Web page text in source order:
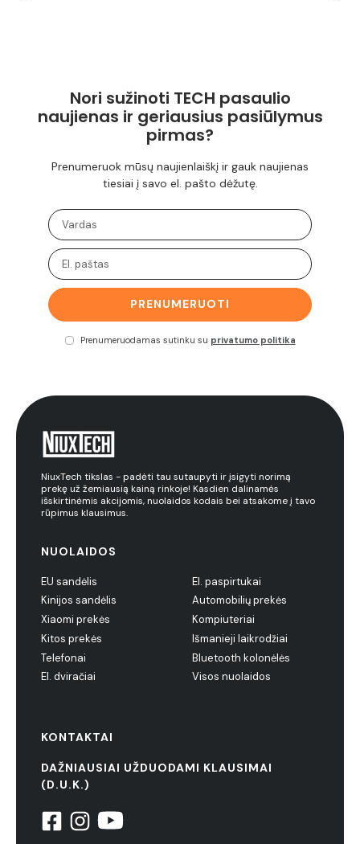
Nori sužinoti TECH pasaulio
naujienas ir geriausius pasiūlymus
pirmas?
Prenumeruok mūsų naujienlaiškį ir gauk naujienas
tiesiai į savo el. pašto dėžutę.
PRENUMERUOTI
Prenumeruodamas sutinku su privatumo politika
NiuxTech tikslas - padėti tau sutaupyti ir įsigyti norimą
prekę už žemiausią kainą rinkoje! Kasdien dalinamės
išskirtinėmis akcijomis, nuolaidos kodais bei atsakome į tavo
rūpimus klausimus.
NUOLAIDOS
EU sandėlis
Kinijos sandėlis
Xiaomi prekės
Kitos prekės
Telefonai
El. dviračiai
El. paspirtukai
Automobilių prekės
Kompiuteriai
Išmanieji laikrodžiai
Bluetooth kolonėlės
Visos nuolaidos
KONTAKTAI
DAŽNIAUSIAI UŽDUODAMI KLAUSIMAI
(D.U.K.)